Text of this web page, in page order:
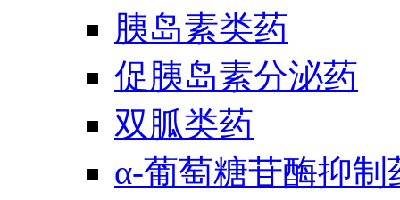
胰岛素类药
促胰岛素分泌药
双胍类药
α-葡萄糖苷酶抑制